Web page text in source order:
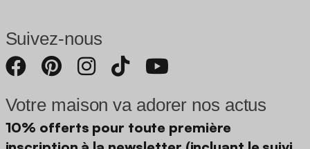
Suivez-nous
Votre maison va adorer nos actus
10% offerts pour toute première